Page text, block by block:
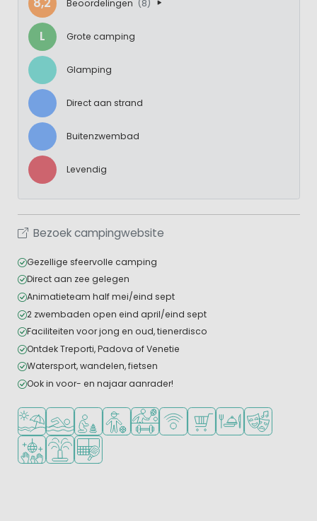
Beoordelingen (8)
L Grote camping
Glamping
Direct aan strand
Buitenzwembad
Levendig
Bezoek campingwebsite
Gezellige sfeervolle camping
Direct aan zee gelegen
Animatieteam half mei/eind sept
2 zwembaden open eind april/eind sept
Faciliteiten voor jong en oud, tienerdisco
Ontdek Treporti, Padova of Venetie
Watersport, wandelen, fietsen
Ook in voor- en najaar aanrader!
Ligt bij strand en zee
Openlucht zwembad
Aanbevolen voor jonge kinderen
Aanbevolen voor tieners
Veel mogelijkheden om te sporten
WiFi beschikbaar
Campingwinkel/
Restaurant of
DiscotheekWaterspeeltuin
Padelbaan